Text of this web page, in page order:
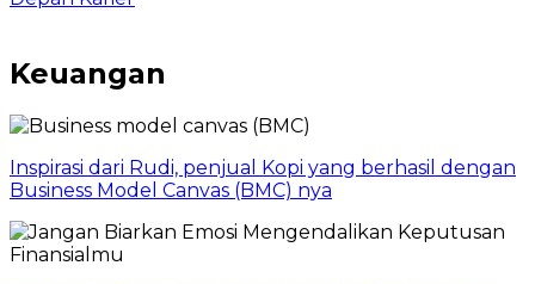
Keuangan
Inspirasi dari Rudi, penjual Kopi yang berhasil dengan
Business Model Canvas (BMC) nya